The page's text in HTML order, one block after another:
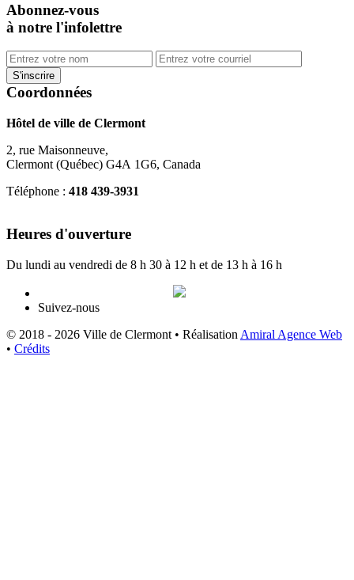
Abonnez-vous
à notre l'infolettre
Coordonnées
Hôtel de ville de Clermont
2, rue Maisonneuve,
Clermont (Québec) G4A 1G6, Canada
Téléphone : 418 439-3931
Heures d'ouverture
Du lundi au vendredi de 8 h 30 à 12 h et de 13 h à 16 h
Suivez-nous
© 2018 - 2026 Ville de Clermont • Réalisation Amiral Agence Web
• Crédits